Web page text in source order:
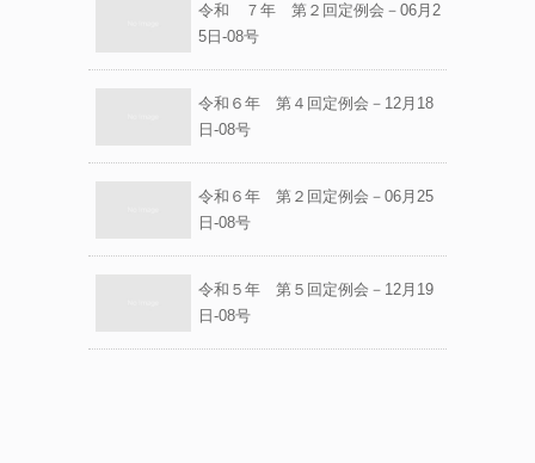
令和 ７年 第２回定例会－06月2
5日-08号
令和６年 第４回定例会－12月18
日-08号
令和６年 第２回定例会－06月25
日-08号
令和５年 第５回定例会－12月19
日-08号